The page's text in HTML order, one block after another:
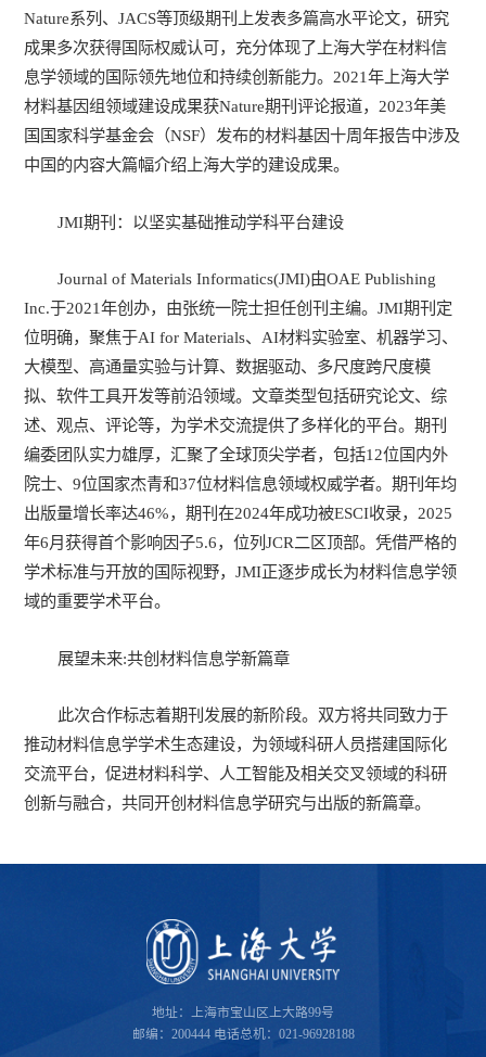
Nature系列、JACS等顶级期刊上发表多篇高水平论文，研究
成果多次获得国际权威认可，充分体现了上海大学在材料信
息学领域的国际领先地位和持续创新能力。2021年上海大学
材料基因组领域建设成果获Nature期刊评论报道，2023年美
国国家科学基金会（NSF）发布的材料基因十周年报告中涉及
中国的内容大篇幅介绍上海大学的建设成果。
JMI期刊：以坚实基础推动学科平台建设
Journal of Materials Informatics(JMI)由OAE Publishing
Inc.于2021年创办，由张统一院士担任创刊主编。JMI期刊定
位明确，聚焦于AI for Materials、AI材料实验室、机器学习、
大模型、高通量实验与计算、数据驱动、多尺度跨尺度模
拟、软件工具开发等前沿领域。文章类型包括研究论文、综
述、观点、评论等，为学术交流提供了多样化的平台。期刊
编委团队实力雄厚，汇聚了全球顶尖学者，包括12位国内外
院士、9位国家杰青和37位材料信息领域权威学者。期刊年均
出版量增长率达46%，期刊在2024年成功被ESCI收录，2025
年6月获得首个影响因子5.6，位列JCR二区顶部。凭借严格的
学术标准与开放的国际视野，JMI正逐步成长为材料信息学领
域的重要学术平台。
展望未来:共创材料信息学新篇章
此次合作标志着期刊发展的新阶段。双方将共同致力于
推动材料信息学学术生态建设，为领域科研人员搭建国际化
交流平台，促进材料科学、人工智能及相关交叉领域的科研
创新与融合，共同开创材料信息学研究与出版的新篇章。
地址：上海市宝山区上大路99号
邮编：200444 电话总机：021-96928188